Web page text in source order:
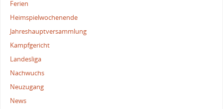
Ferien
Heimspielwochenende
Jahreshauptversammlung
Kampfgericht
Landesliga
Nachwuchs
Neuzugang
News